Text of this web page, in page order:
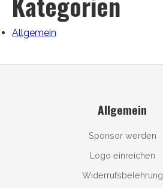
Allgemein
Allgemein
Sponsor werden
Logo einreichen
Widerrufsbelehrung